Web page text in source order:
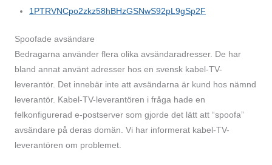
1PTRVNCpo2zkz58hBHzGSNwS92pL9gSp2F
Spoofade avsändare
Bedragarna använder flera olika avsändaradresser. De har
bland annat använt adresser hos en svensk kabel-TV-
leverantör. Det innebär inte att avsändarna är kund hos nämnd
leverantör. Kabel-TV-leverantören i fråga hade en
felkonfigurerad e-postserver som gjorde det lätt att “spoofa”
avsändare på deras domän. Vi har informerat kabel-TV-
leverantören om problemet.